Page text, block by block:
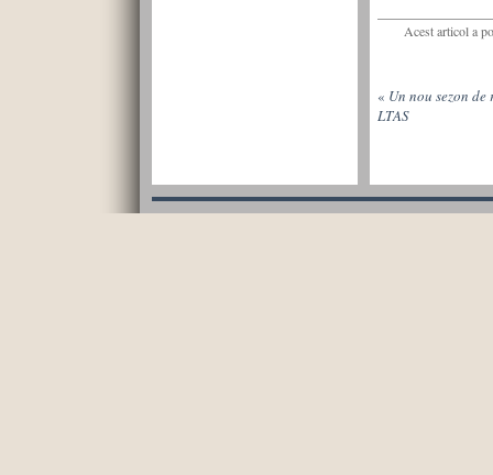
Acest articol a
« Un nou sezon
LTAS